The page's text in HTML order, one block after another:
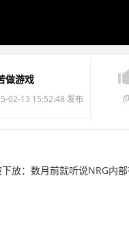
做游戏
02-13 15:52:48 发布
放：数月前就听说NRG内